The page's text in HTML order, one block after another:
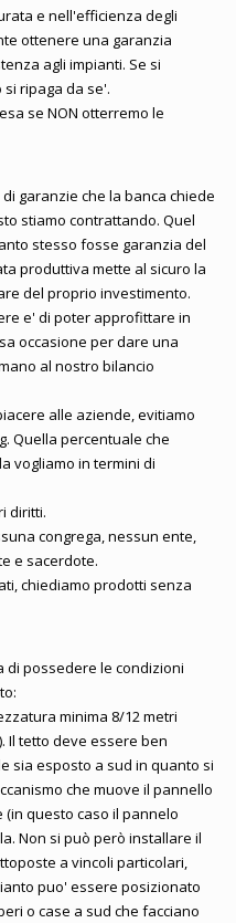
e nell'efficienza degli
ottenere una garanzia
agli impianti. Se si
ripaga da se'.
se NON otterremo le
garanzie che la banca chiede
stiamo contrattando. Quel
stesso fosse garanzia del
produttiva mette al sicuro la
del proprio investimento.
e' di poter approfittare in
occasione per dare una
al nostro bilancio
alle aziende, evitiamo
Quella percentuale che
vogliamo in termini di
diritti.
congrega, nessun ente,
e sacerdote.
chiediamo prodotti senza
di possedere le condizioni
minima 8/12 metri
Il tetto deve essere ben
sia esposto a sud in quanto si
che muove il pannello
questo caso il pannelo
Non si può però installare il
a vincoli particolari,
puo' essere posizionato
o case a sud che facciano